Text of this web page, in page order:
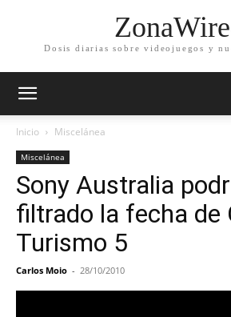
Dosis diarias sobre videojuegos y
Inicio Miscelánea
Miscelánea
Sony Australia
filtrado la fecha de
Turismo 5
Carlos Moio - 28/10/2010